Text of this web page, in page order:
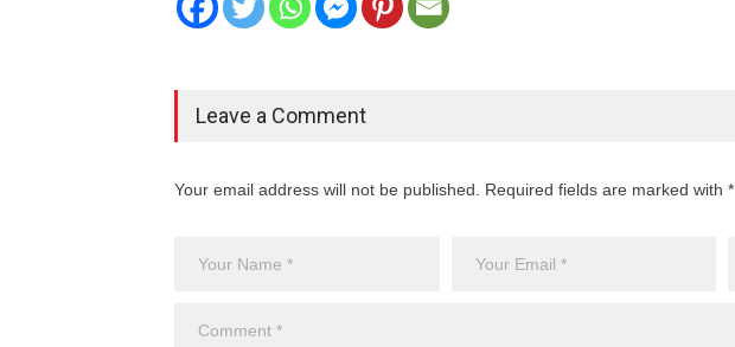
Leave a Comment
Your email address will not be published. Required fields are marked with *